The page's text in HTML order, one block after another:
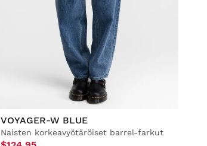
VOYAGER-W BLUE
Naisten korkeavyötäröiset barrel-farkut